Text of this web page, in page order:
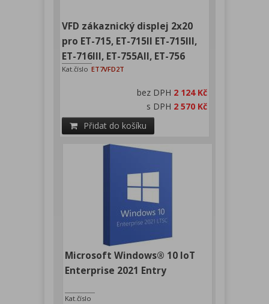
VFD zákaznický displej 2x20
pro ET-715, ET-715II ET-715III,
ET-716III, ET-755AII, ET-756
Kat.číslo ET7VFD2T
bez DPH 2 124 Kč
s DPH 2 570 Kč
Přidat do košíku
Microsoft Windows® 10 IoT
Enterprise 2021 Entry
Kat.číslo